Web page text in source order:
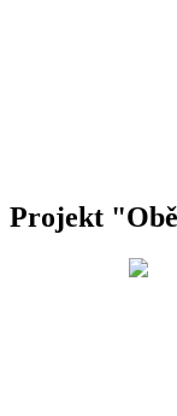
Projekt